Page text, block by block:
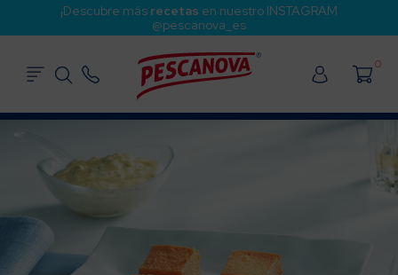
¡Descubre más recetas en nuestro INSTAGRAM
@pescanova_es
0